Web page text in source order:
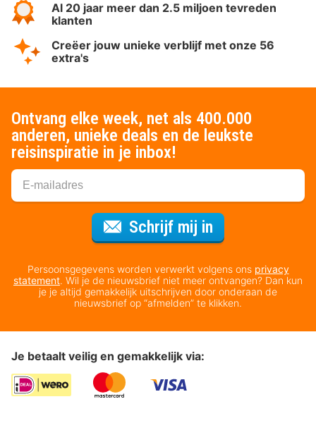
Al 20 jaar meer dan 2.5 miljoen tevreden
klanten
Creëer jouw unieke verblijf met onze 56
extra's
Ontvang elke week, net als 400.000
anderen, unieke deals en de leukste
reisinspiratie in je inbox!
Schrijf mij in
Persoonsgegevens worden verwerkt volgens ons privacy
statement. Wil je de nieuwsbrief niet meer ontvangen? Dan kun
je je altijd gemakkelijk uitschrijven door onderaan de
nieuwsbrief op “afmelden” te klikken.
Je betaalt veilig en gemakkelijk via: